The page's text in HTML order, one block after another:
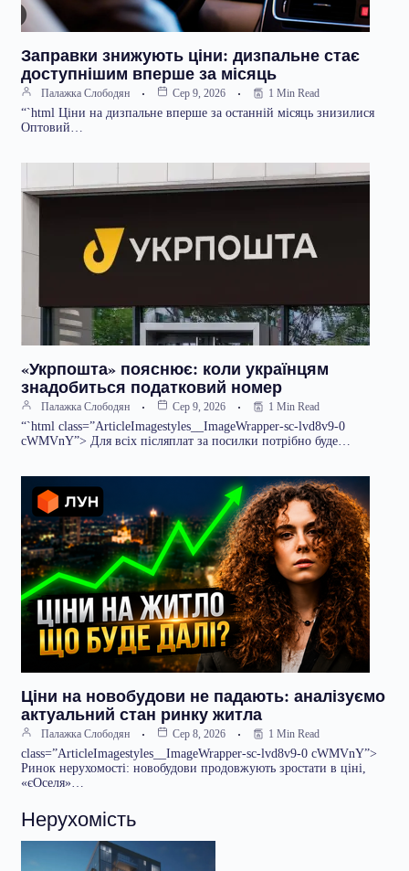
Заправки знижують ціни: дизпальне стає
доступнішим вперше за місяць
Палажка Слободян Сер 9, 2026 1 Min Read
“`html Ціни на дизпальне вперше за останній місяць знизилися
Оптовий…
«Укрпошта» пояснює: коли українцям
знадобиться податковий номер
Палажка Слободян Сер 9, 2026 1 Min Read
“`html class=”ArticleImagestyles__ImageWrapper-sc-lvd8v9-0
cWMVnY”> Для всіх післяплат за посилки потрібно буде…
Ціни на новобудови не падають: аналізуємо
актуальний стан ринку житла
Палажка Слободян Сер 8, 2026 1 Min Read
class=”ArticleImagestyles__ImageWrapper-sc-lvd8v9-0 cWMVnY”>
Ринок нерухомості: новобудови продовжують зростати в ціні,
«єОселя»…
Нерухомість